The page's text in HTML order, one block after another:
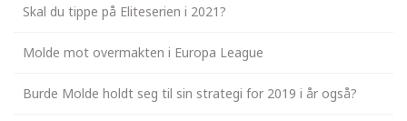
Skal du tippe på Eliteserien i 2021?
Molde mot overmakten i Europa League
Burde Molde holdt seg til sin strategi for 2019 i år også?